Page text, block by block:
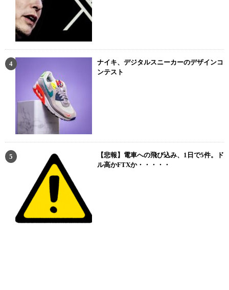
ナイキ、デジタルスニーカーのデザインコ
ンテスト
【悲報】電車への飛び込み、1日で5件。ド
ル高かFTXか・・・・・